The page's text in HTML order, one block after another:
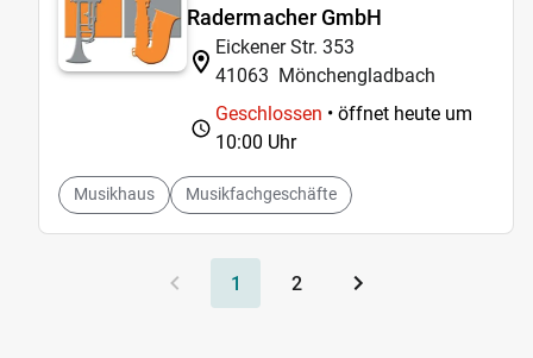
Radermacher GmbH
Eickener Str. 353
41063 Mönchengladbach
Geschlossen • öffnet heute um
10:00 Uhr
Musikhaus Musikfachgeschäfte
1 2